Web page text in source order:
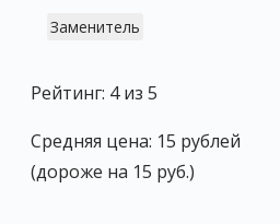
Заменитель
Рейтинг: 4 из 5
Средняя цена: 15 рублей
(дороже на 15 руб.)